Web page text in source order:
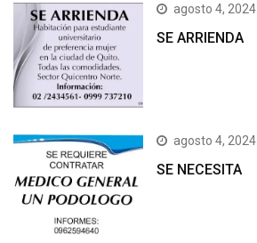
agosto 4, 2024
SE ARRIENDA
agosto 4, 2024
SE NECESITA